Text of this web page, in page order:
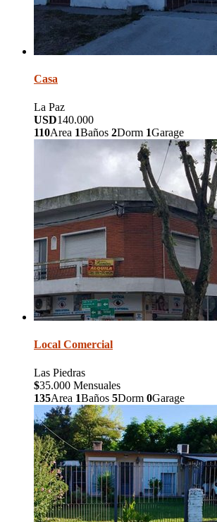
Casa
La Paz
USD140.000
110Area 1Baños 2Dorm 1Garage
Local Comercial
Las Piedras
$35.000 Mensuales
135Area 1Baños 5Dorm 0Garage